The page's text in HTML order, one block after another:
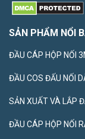
SẢN PHẨM NỔI
ĐẦU CÁP HỘP NỐI
ĐẦU COS ĐẤU NỐI
SẢN XUẤT VÀ LẮP
ĐẦU CÁP HỘP NỐI